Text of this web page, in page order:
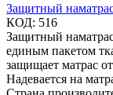
Защитный
КОД: 516
Защитный
единым пакетом
защищает матрас
Надевается на